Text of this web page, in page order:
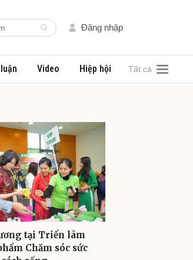
Đăng nhập
Video Hiệp hội Tất cả
tại Triển lãm
Chăm sóc sức